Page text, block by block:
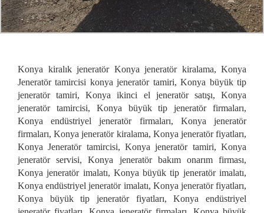
Konya kiralık jeneratör Konya jeneratör kiralama, Konya
Jeneratör tamircisi konya jeneratör tamiri, Konya büyük tip
jeneratör tamiri, Konya ikinci el jeneratör satışı, Konya
jeneratör tamircisi, Konya büyük tip jeneratör firmaları,
Konya endüstriyel jeneratör firmaları, Konya jeneratör
firmaları, Konya jeneratör kiralama, Konya jeneratör fiyatları,
Konya Jeneratör tamircisi, Konya jeneratör tamiri, Konya
jeneratör servisi, Konya jeneratör bakım onarım firması,
Konya jeneratör imalatı, Konya büyük tip jeneratör imalatı,
Konya endüstriyel jeneratör imalatı, Konya jeneratör fiyatları,
Konya büyük tip jeneratör fiyatları, Konya endüstriyel